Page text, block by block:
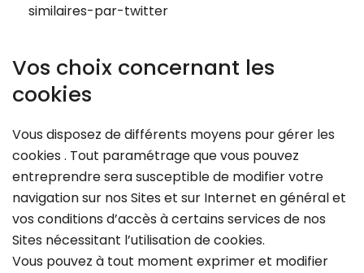
similaires-par-twitter
Vos choix concernant les
cookies
Vous disposez de différents moyens pour gérer les
cookies . Tout paramétrage que vous pouvez
entreprendre sera susceptible de modifier votre
navigation sur nos Sites et sur Internet en général et
vos conditions d’accès à certains services de nos
Sites nécessitant l’utilisation de cookies.
Vous pouvez à tout moment exprimer et modifier